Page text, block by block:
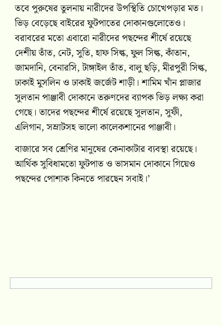
তবে পুরুষের তুলনায় নারীদের উপস্থিতি চোখেপড়ার মত।
ভিড় বেড়েছে বাইরের ফুটপাতের দোকানগুলোতেও।
বরাবরের মতো এবারো নারীদের পছন্দের শীর্ষে রয়েছে
দেশীয় তাঁত, নেট, সুতি, হাফ সিল্ক, ফুল সিল্ক, কাঁতান,
জামদানি, বেনারসি, টাঙ্গাইল তাঁত, বালু ছড়ি, মীরপুরী সিল্ক,
ঢাকাই মুসলিন ও ঢাকাই জর্জেট শাড়ী। শামিম খাঁন প্লাজার
সুলতান পাঞ্জাবী দোকানে তরুণদের ব্যাপক ভিড় লক্ষ্য করা
গেছে। তাদের পছন্দের শীর্ষে রয়েছে সুলতান, সুফী,
এলিগান, সম্রাটসহ ভালো কালেকশানের পাঞ্জাবী।
বাজারে সব শ্রেণির মানুষের কেনাকাটার ব্যবস্থা রয়েছে।
আর্থিক সুবিধামতো ফুটপাত ও ভাসমান দোকানে গিয়েও
পছন্দের পোশাক কিনতে পারছেন সবাই।’